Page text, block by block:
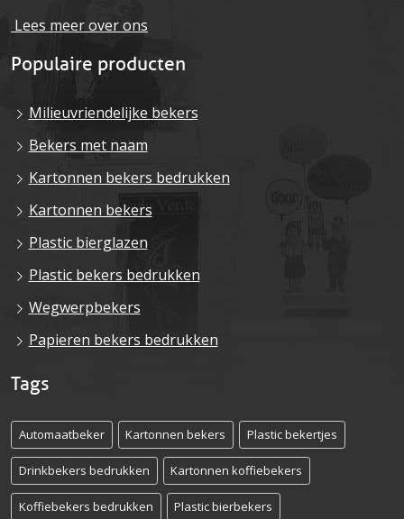
Lees meer over ons
Populaire producten
Milieuvriendelijke bekers
Bekers met naam
Kartonnen bekers bedrukken
Kartonnen bekers
Plastic bierglazen
Plastic bekers bedrukken
Wegwerpbekers
Papieren bekers bedrukken
Tags
Automaatbeker Kartonnen bekers Plastic bekertjes
Drinkbekers bedrukken Kartonnen koffiebekers
Koffiebekers bedrukken Plastic bierbekers